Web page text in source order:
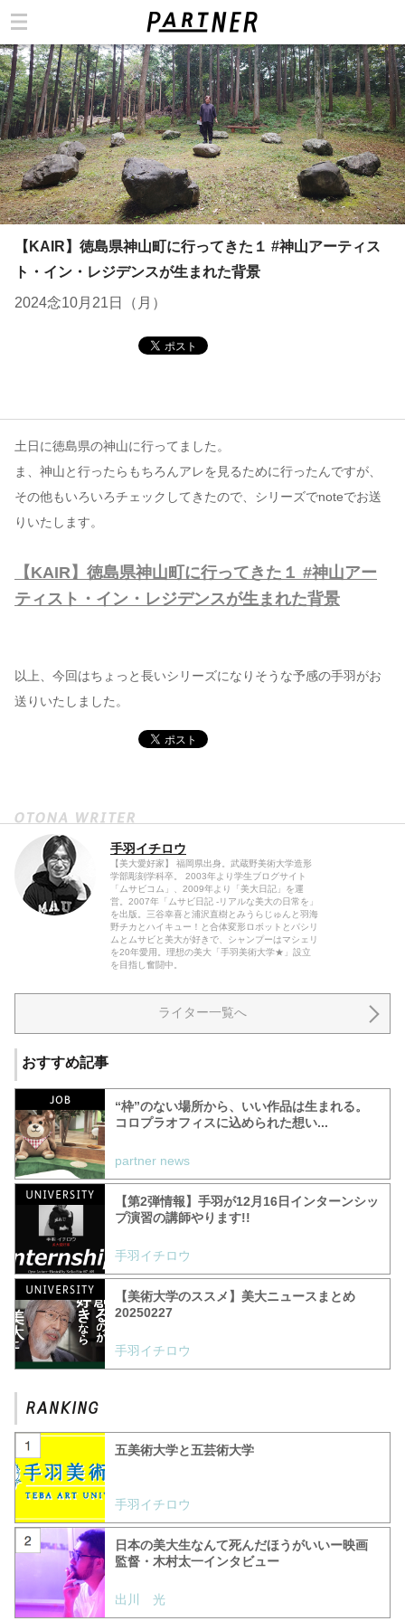
【KAIR】徳島県神山町に行ってきた１ #神山アーティス
ト・イン・レジデンスが生まれた背景
2024念10月21日（月）
土日に徳島県の神山に行ってました。
ま、神山と行ったらもちろんアレを見るために行ったんですが、
その他もいろいろチェックしてきたので、シリーズでnoteでお送
りいたします。
【KAIR】徳島県神山町に行ってきた１ #神山アー
ティスト・イン・レジデンスが生まれた背景
以上、今回はちょっと長いシリーズになりそうな予感の手羽がお
送りいたしました。
手羽イチロウ
【美大愛好家】 福岡県出身。武蔵野美術大学造形
学部彫刻学科卒。 2003年より学生ブログサイト
「ムサビコム」、2009年より「美大日記」を運
営。2007年「ムサビ日記 -リアルな美大の日常を」
を出版。三谷幸喜と浦沢直樹とみうらじゅんと羽海
野チカとハイキュー！と合体変形ロボットとパシリ
ムとムサビと美大が好きで、シャンプーはマシェリ
を20年愛用。理想の美大「手羽美術大学★」設立
を目指し奮闘中。
ライター一覧へ
おすすめ記事
“枠”のない場所から、いい作品は生まれる。
コロプラオフィスに込められた想い...
partner news
【第2弾情報】手羽が12月16日インターンシッ
プ演習の講師やります!!
手羽イチロウ
【美術大学のススメ】美大ニュースまとめ
20250227
手羽イチロウ
五美術大学と五芸術大学
手羽イチロウ
日本の美大生なんて死んだほうがいいー映画
監督・木村太一インタビュー
出川 光
カテゴリ
コンテンツ
このサイトについて